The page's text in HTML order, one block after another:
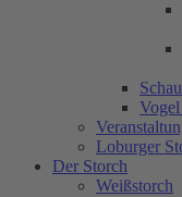
Vogel
Loburger
Der Storch
Weißstorch